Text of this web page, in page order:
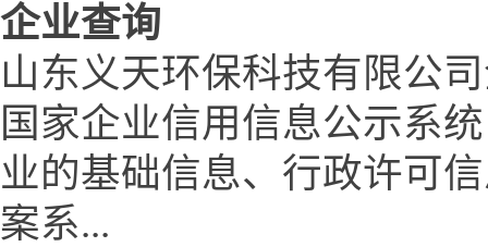
企业查询
山东义天环保科技有限公
国家企业信用信息公示系
业的基础信息、行政许可
案系...